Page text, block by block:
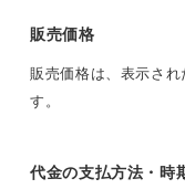
販売価格
販売価格は、表示さ
す。
代金の支払方法・時